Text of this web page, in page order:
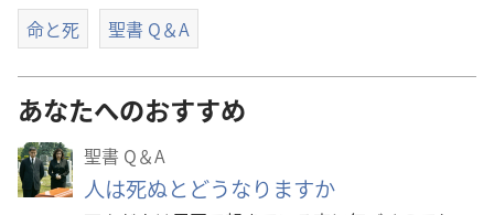
命と死 聖書 Q＆A
あなたへのおすすめ
聖書 Q＆A
人は死ぬとどうなりますか